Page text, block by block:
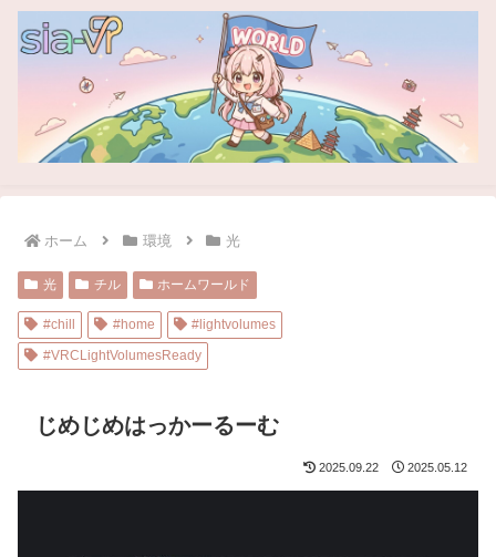
ホーム 環境 光
光 チル ホームワールド
#chill #home
#lightvolumes
#VRCLightVolumesReady
じめじめはっかーるーむ
2025.09.22 2025.05.12